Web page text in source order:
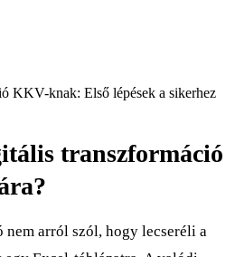
KKV-knak: Első lépések a sikerhez
transzformáció
arról szól, hogy lecseréli a